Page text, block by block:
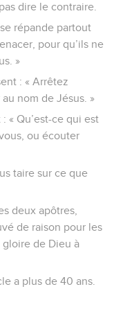
dire le contraire.
répande partout
pour qu’ils ne
»
: « Arrêtez
nom de Jésus. »
« Qu’est-ce qui est
ou écouter
taire sur ce que
deux apôtres,
de raison pour les
de Dieu à
a plus de 40 ans.